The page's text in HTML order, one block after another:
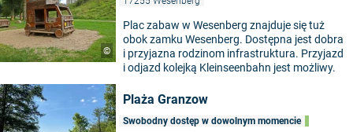
©
Plac zabaw w Wesenberg znajduje się tuż
obok zamku Wesenberg. Dostępna jest dobra
i przyjazna rodzinom infrastruktura. Przyjazd
i odjazd kolejką Kleinseenbahn jest możliwy.
Plaża Granzow
Swobodny dostęp w dowolnym momencie